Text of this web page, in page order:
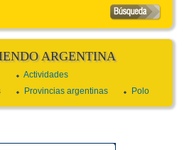
ARGENTINA
Actividades
Provincias argentinas Polo